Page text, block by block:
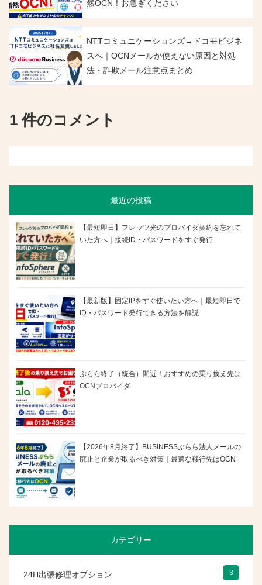
然OCN！お急ぎください
NTTコミュニケーションズ→ドコモビジネ
スへ｜OCNメールが使えない原因と対処
法・詐欺メール注意点まとめ
1 件のコメント
最近の投稿
【最短即日】フレッツ光のプロバイダ契約を忘れて
いた方へ｜接続ID・パスワードをすぐ発行
【最新版】固定IPをすぐ使いたい方へ｜最短即日で
ID・パスワード発行できる方法を解説
ぷらら終了（統合）間近！おすすめの乗り換え先は
OCNプロバイダ
【2026年8月終了】BUSINESSぷらら法人メールの
廃止と企業が取るべき対策｜最適な移行先はOCN
カテゴリー
24H出張修理オプション 3